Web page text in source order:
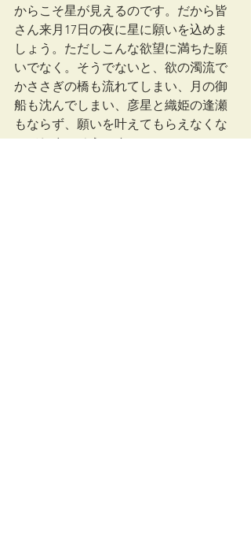
からこそ星が見えるのです。だから皆
さん来月17日の夜に星に願いを込めま
しょう。ただしこんな欲望に満ちた願
いでなく。そうでないと、欲の濁流で
かささぎの橋も流れてしまい、月の御
船も沈んでしまい、彦星と織姫の逢瀬
もならず、願いを叶えてもらえなくな
ってしまいそうです。